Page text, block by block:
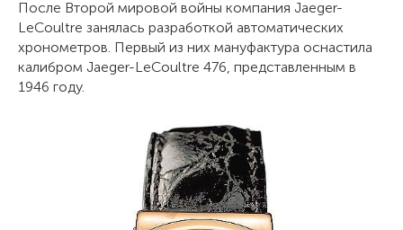
После Второй мировой войны компания Jaeger-
LeCoultre занялась разработкой автоматических
хронометров. Первый из них мануфактура оснастила
калибром Jaeger-LeCoultre 476, представленным в
1946 году.